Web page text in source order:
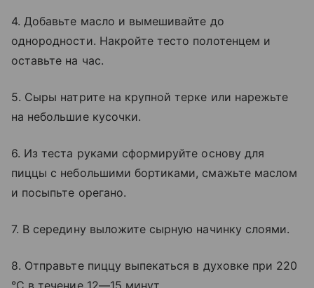
4. Добавьте масло и вымешивайте до
однородности. Накройте тесто полотенцем и
оставьте на час.
5. Сыры натрите на крупной терке или нарежьте
на небольшие кусочки.
6. Из теста руками сформируйте основу для
пиццы с небольшими бортиками, смажьте маслом
и посыпьте орегано.
7. В середину выложите сырную начинку слоями.
8. Отправьте пиццу выпекаться в духовке при 220
°C в течение 12—15 минут.